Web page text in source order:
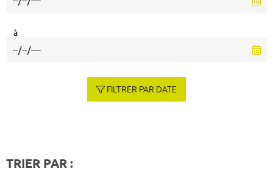
à
FILTRER PAR DATE
TRIER PAR :